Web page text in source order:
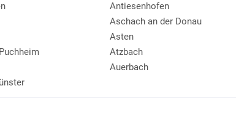
Antiesenhofen
Aschach an der Donau
Asten
Atzbach
Auerbach